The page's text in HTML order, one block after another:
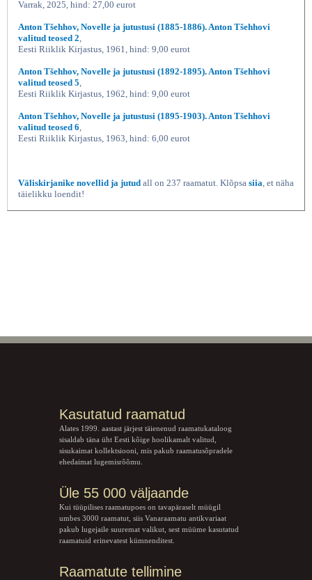
Varrak, 2025, hind: 27,00 eurot
Anton Tšehhov, Novelle ja jutustusi (1885-1886). Anton Tšehhovi
valitud teosed 2
Eesti Riiklik Kirjastus, 1961, hind: 9,00 eurot
Anton Tšehhov, Novelle ja jutustusi (1892-1895). Anton Tšehhovi
valitud teosed 5
Eesti Riiklik Kirjastus, 1962, hind: 9,00 eurot
Anton Tšehhov, Novelle ja jutustusi (1895-1903). Anton Tšehhovi
valitud teosed 6
Eesti Riiklik Kirjastus, 1963, hind: 6,00 eurot
Väliskirjanike novellid ja jutud all on 237 raamatut. Klõpsa siia , et näha
täielikku loendit!
Kasutatud raamatud
Alates 1999. aastast järjest täienenud raamatukataloog
sisaldab täna üht Eesti kõige hoolikamalt valitud,
sisukaimat kollektsiooni, mis pakub raamatusõpradele
ehedaimat lugemisrõõmu.
Üle 55 000 väljaande
Kui tüüpilises raamatupoes on tavapäraselt müügil
umbes 3000 raamatut, siis Vanaraamatu antikvariaat
pakub lugejaile suuremat valikut, sest müüme kasutatud
raamatuid erinevatest kümnenditest.
Raamatute tellimine